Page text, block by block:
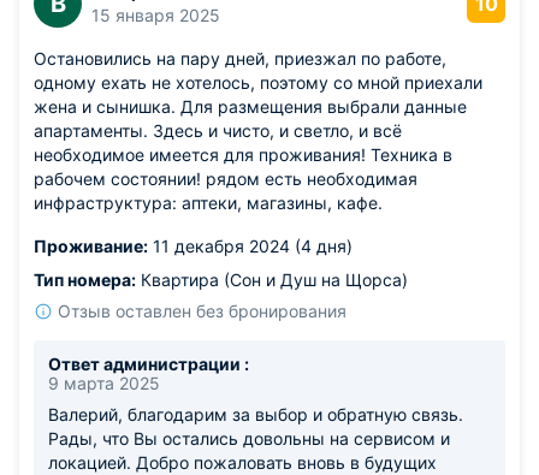
будущие визиты были ещё более комфортными.
Будем рады видеть вас снова и постараемся
сделать ваш следующий визит ещё приятнее! С
уважением, команда апартаментов Сон и Душ.
15 января 2025
Остановились на пару дней, приезжал по работе,
одному ехать не хотелось, поэтому со мной приехали
жена и сынишка. Для размещения выбрали данные
апартаменты. Здесь и чисто, и светло, и всё
необходимое имеется для проживания! Техника в
рабочем состоянии! рядом есть необходимая
инфраструктура: аптеки, магазины, кафе.
Проживание: 11 декабря 2024 (4 дня)
Тип номера: Квартира (Сон и Душ на Щорса)
Отзыв оставлен без бронирования
Ответ администрации :
9 марта 2025
Валерий, благодарим за выбор и обратную связь.
Рады, что Вы остались довольны на сервисом и
локацией. Добро пожаловать вновь в будущих